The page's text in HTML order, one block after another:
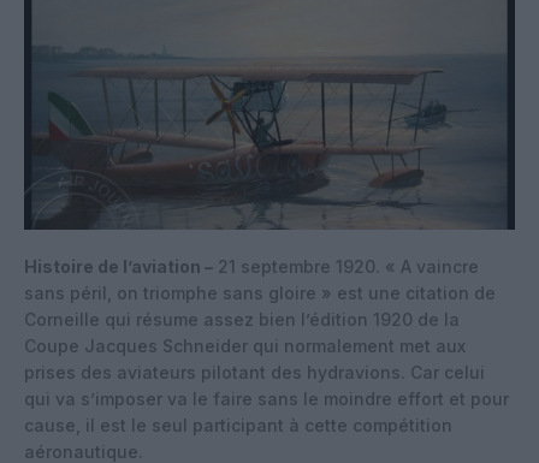
Histoire de l’aviation – 21 septembre 1920. « A vaincre
sans péril, on triomphe sans gloire » est une citation de
Corneille qui résume assez bien l’édition 1920 de la
Coupe Jacques Schneider qui normalement met aux
prises des aviateurs pilotant des hydravions. Car celui
qui va s’imposer va le faire sans le moindre effort et pour
cause, il est le seul participant à cette compétition
aéronautique.